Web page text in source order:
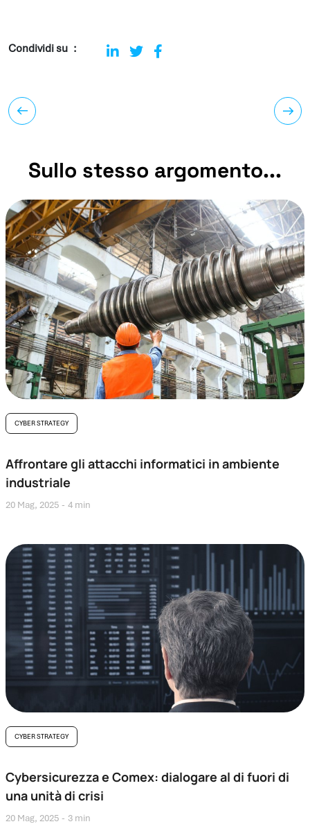
Condividi su
Sullo stesso argomento...
CYBER STRATEGY
Affrontare gli attacchi informatici in ambiente
industriale
20 Mag, 2025 4 min
CYBER STRATEGY
Cybersicurezza e Comex: dialogare al di fuori di
una unità di crisi
20 Mag, 2025 3 min